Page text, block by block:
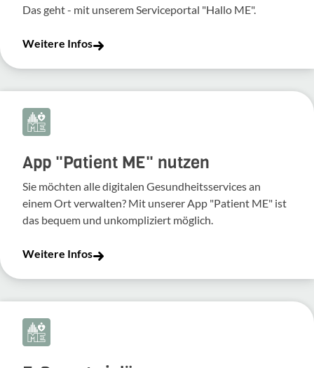
Das geht - mit unserem Serviceportal "Hallo ME".
Weitere Infos
App "Patient ME" nutzen
Sie möchten alle digitalen Gesundheitsservices an
einem Ort verwalten? Mit unserer App "Patient ME" ist
das bequem und unkompliziert möglich.
Weitere Infos